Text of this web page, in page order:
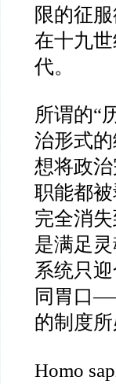
限的征
在十九
代。
所谓的“
治形式
想将政
职能都
完全消
是满足
系统只
同胃口
的制度所
Homo